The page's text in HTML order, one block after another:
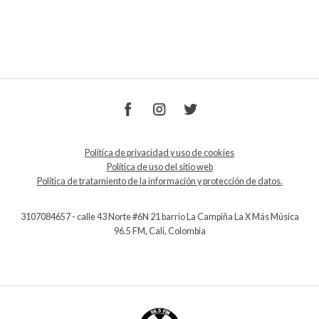
Política de privacidad y uso de cookies
Política de uso del sitio web
Política de tratamiento de la información y protección de datos.
3107084657 - calle 43 Norte #6N 21 barrio La Campiña La X Más Música
96.5 FM, Cali, Colombia